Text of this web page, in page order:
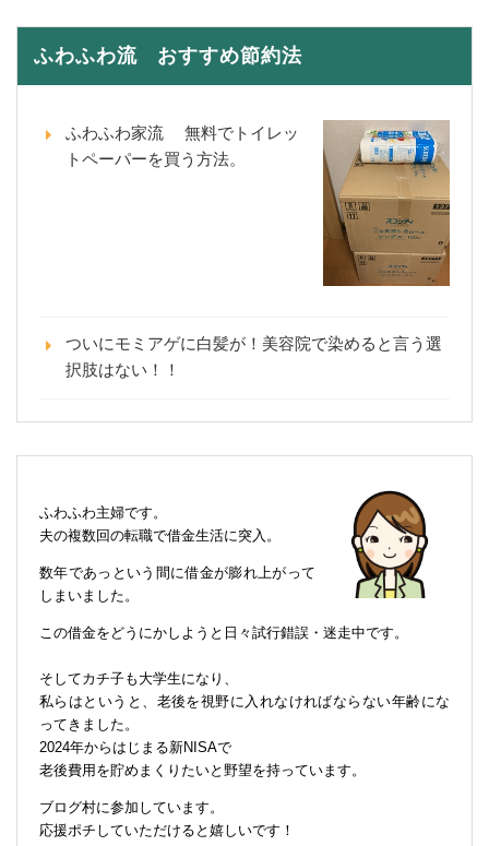
ふわふわ流 おすすめ節約法
ふわふわ家流 無料でトイレッ
トペーパーを買う方法。
ついにモミアゲに白髪が！美容院で染めると言う選
択肢はない！！
ふわふわ主婦です。
夫の複数回の転職で借金生活に突入。
数年であっという間に借金が膨れ上がって
しまいました。
この借金をどうにかしようと日々試行錯誤・迷走中です。
そしてカチ子も大学生になり、
私らはというと、老後を視野に入れなければならない年齢にな
ってきました。
2024年からはじまる新NISAで
老後費用を貯めまくりたいと野望を持っています。
ブログ村に参加しています。
応援ポチしていただけると嬉しいです！